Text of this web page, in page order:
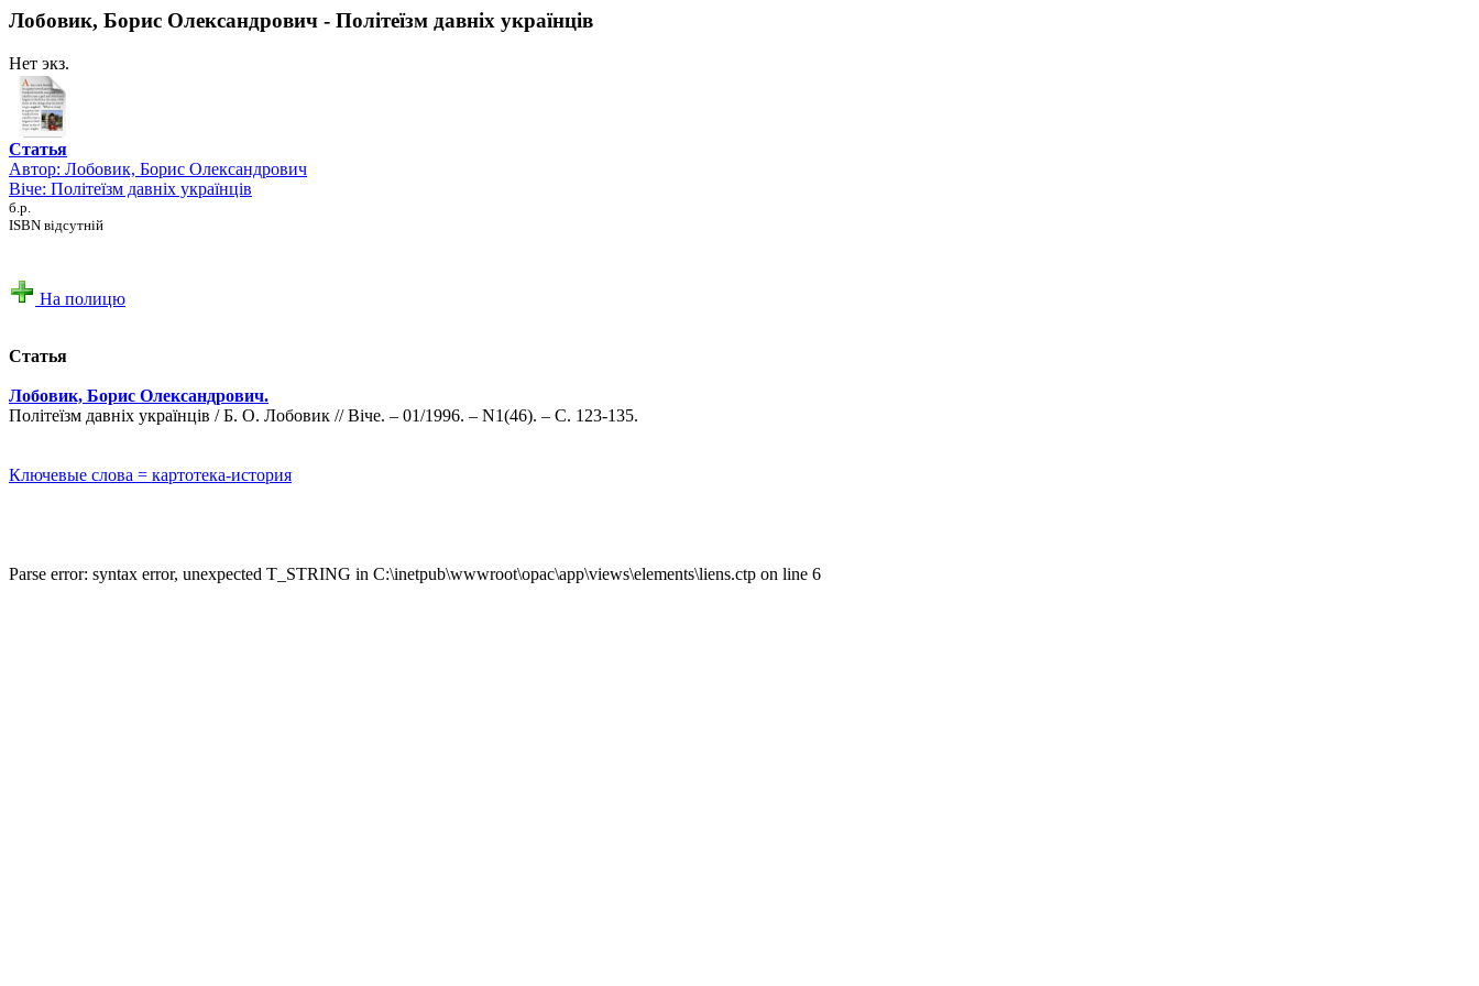
Лобовик, Борис Олександрович - Політеїзм давніх українців
Нет экз.
Статья
Автор: Лобовик, Борис Олександрович
Віче: Політеїзм давніх українців
б.р.
ISBN відсутній
На полицю
Статья
Лобовик, Борис Олександрович.
Політеїзм давніх українців / Б. О. Лобовик // Віче. – 01/1996. – N1(46). – С. 123-135.
Ключевые слова = картотека-история
Parse error: syntax error, unexpected T_STRING in C:\inetpub\wwwroot\opac\app\views\elements\liens.ctp on line 6